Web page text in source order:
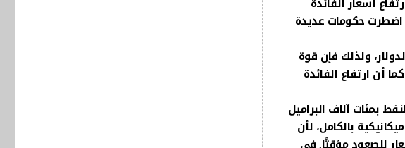
اضطرت حكومات عديدة
ولذلك فإن قوة
أن ارتفاع الفائدة
على النفط بمئات آلاف البراميل
بالكامل، لأن